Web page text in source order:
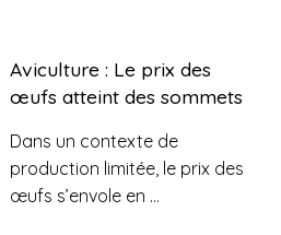
Aviculture : Le prix des
œufs atteint des sommets
Dans un contexte de
production limitée, le prix des
œufs s’envole en ...